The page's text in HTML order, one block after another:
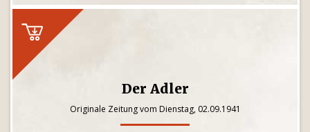
Der Adler
Originale Zeitung vom Dienstag, 02.09.1941